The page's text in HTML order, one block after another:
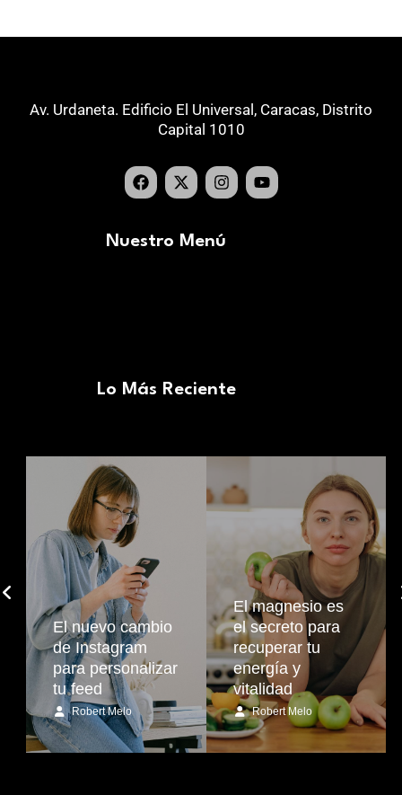
Av. Urdaneta. Edificio El Universal, Caracas, Distrito
Capital 1010
Nuestro Menú
Lo Más Reciente
El nuevo cambio
de Instagram
para personalizar
tu feed
Robert Melo
El magnesio es
el secreto para
recuperar tu
energía y
vitalidad
Robert Melo